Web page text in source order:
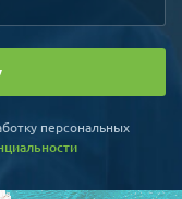
персональных